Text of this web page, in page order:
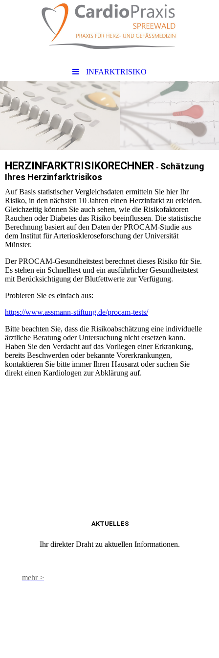
INFARKTRISIKO
HERZINFARKTRISIKORECHNER - Schätzung
Ihres Herzinfarktrisikos
Auf Basis statistischer Vergleichsdaten ermitteln Sie hier Ihr
Risiko, in den nächsten 10 Jahren einen Herzinfarkt zu erleiden.
Gleichzeitig können Sie auch sehen, wie die Risikofaktoren
Rauchen oder Diabetes das Risiko beeinflussen. Die statistische
Berechnung basiert auf den Daten der PROCAM-Studie aus
dem Institut für Arterioskleroseforschung der Universität
Münster.
Der PROCAM-Gesundheitstest berechnet dieses Risiko für Sie.
Es stehen ein Schnelltest und ein ausführlicher Gesundheitstest
mit Berücksichtigung der Blutfettwerte zur Verfügung.
Probieren Sie es einfach aus:
https://www.assmann-stiftung.de/procam-tests/
Bitte beachten Sie, dass die Risikoabschätzung eine individuelle
ärztliche Beratung oder Untersuchung nicht ersetzen kann.
Haben Sie den Verdacht auf das Vorliegen einer Erkrankung,
bereits Beschwerden oder bekannte Vorerkrankungen,
kontaktieren Sie bitte immer Ihren Hausarzt oder suchen Sie
direkt einen Kardiologen zur Abklärung auf.
AKTUELLES
Ihr direkter Draht zu aktuellen Informationen.
mehr >